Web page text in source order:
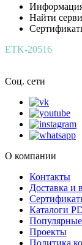
Найти
ETK-20516
Соц. сети
О компании
Контакты
Доставка и
Каталоги
Проекты
Политика